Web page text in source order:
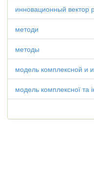
инновационный вектор
методи
методы
модель комплексной и
модель комплексної та